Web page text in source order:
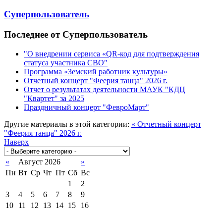
Суперпользователь
Последнее от Суперпользователь
"О внедрении сервиса «QR-код для подтверждения
статуса участника СВО"
Программа «Земский работник культуры»
Отчетный концерт "Феерия танца" 2026 г.
Отчет о результатах деятельности МАУК "КДЦ
"Квартет" за 2025
Праздничный концерт "ФевроМарт"
Другие материалы в этой категории: « Отчетный концерт
"Феерия танца" 2026 г.
Наверх
« Август 2026
»
Пн Вт Ср Чт Пт Сб Вс
1
2
3
4 5 6 7 8
9
10
11 12 13 14 15
16